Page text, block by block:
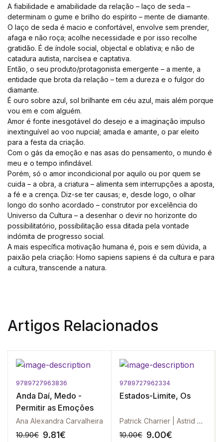
A fiabilidade e amabilidade da relação – laço de seda –
determinam o gume e brilho do espírito – mente de diamante.
O laço de seda é macio e confortável, envolve sem prender,
afaga e não roça; acolhe necessidade e por isso recolhe
gratidão. É de índole social, objectal e oblativa; e não de
catadura autista, narcísea e captativa.
Então, o seu produto/protagonista emergente – a mente, a
entidade que brota da relação – tem a dureza e o fulgor do
diamante.
É ouro sobre azul, sol brilhante em céu azul, mais além porque
vou em e com alguém.
Amor é fonte inesgotável do desejo e a imaginação impulso
inextinguível ao voo nupcial; amada e amante, o par eleito
para a festa da criação.
Com o gás da emoção e nas asas do pensamento, o mundo é
meu e o tempo infindável.
Porém, só o amor incondicional por aquilo ou por quem se
cuida – a obra, a criatura – alimenta sem interrupções a aposta,
a fé e a crença. Diz-se ter causas; e, desde logo, o olhar
longo do sonho acordado – construtor por excelência do
Universo da Cultura – a desenhar o devir no horizonte do
possibilitatório, possibilitação essa ditada pela vontade
indómita de progresso social.
A mais específica motivação humana é, pois e sem dúvida, a
paixão pela criação: Homo sapiens sapiens é da cultura e para
a cultura, transcende a natura.
Artigos Relacionados
9789727963836
Anda Daí, Medo -
Permitir as Emoções
Ana Alexandra Carvalheira
10.90€ 9.81€
9789727962334
Estados-Limite, Os
Patrick Charrier | Astrid Hirschelmann-Ambrosi | cl25
10.00€ 9.00€